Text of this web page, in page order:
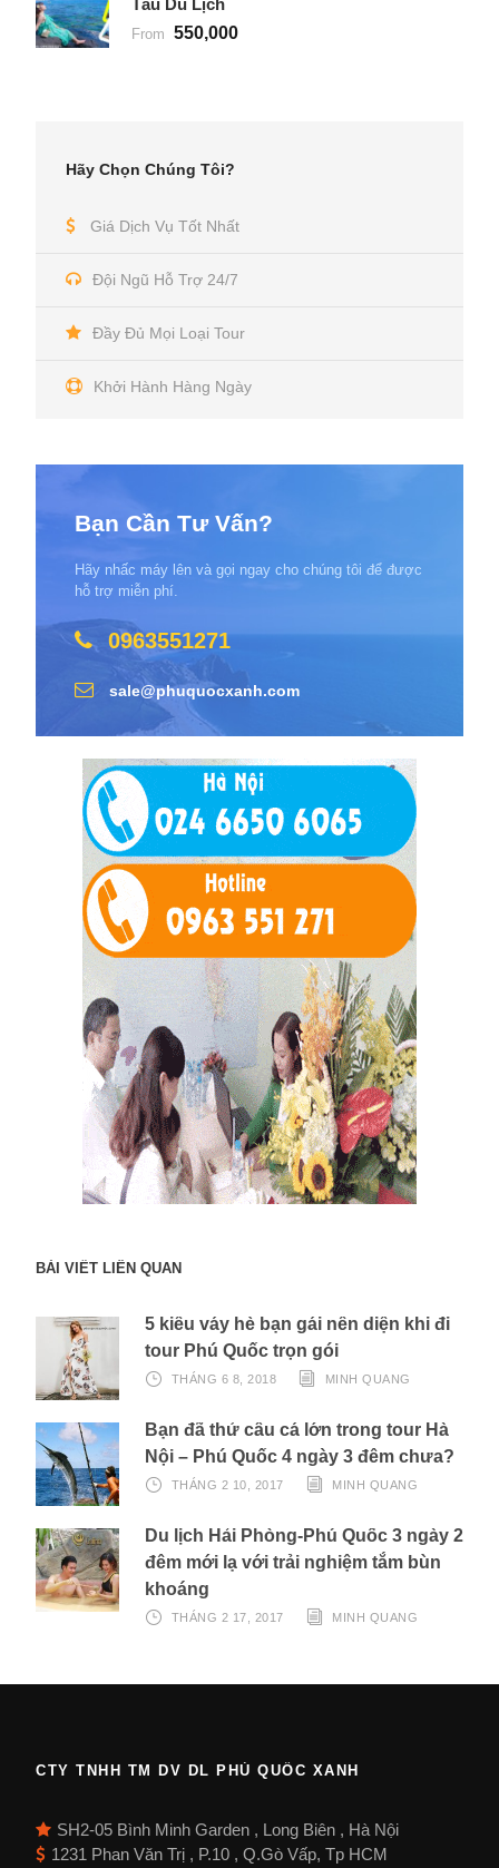
Tàu Du Lịch
From 550,000
Hãy Chọn Chúng Tôi?
Giá Dịch Vụ Tốt Nhất
Đội Ngũ Hỗ Trợ 24/7
Đầy Đủ Mọi Loại Tour
Khởi Hành Hàng Ngày
Bạn Cần Tư Vấn?
Hãy nhấc máy lên và gọi ngay cho chúng tôi để được
hỗ trợ miễn phí.
0963551271
sale@phuquocxanh.com
BÀI VIẾT LIÊN QUAN
5 kiểu váy hè bạn gái nên diện khi đi
tour Phú Quốc trọn gói
THÁNG 6 8, 2018 MINH QUANG
Bạn đã thử câu cá lớn trong tour Hà
Nội – Phú Quốc 4 ngày 3 đêm chưa?
THÁNG 2 10, 2017 MINH QUANG
Du lịch Hải Phòng-Phú Quốc 3 ngày 2
đêm mới lạ với trải nghiệm tắm bùn
khoáng
THÁNG 2 17, 2017 MINH QUANG
CTY TNHH TM DV DL PHÚ QUỐC XANH
SH2-05 Bình Minh Garden , Long Biên , Hà Nội
1231 Phan Văn Trị , P.10 , Q.Gò Vấp, Tp HCM